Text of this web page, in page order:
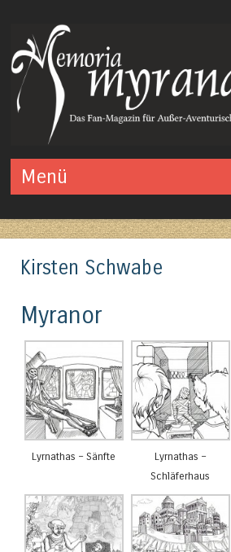
Menü
Kirsten Schwabe
Myranor
Lyrnathas – Sänfte
Lyrnathas –
Schläferhaus